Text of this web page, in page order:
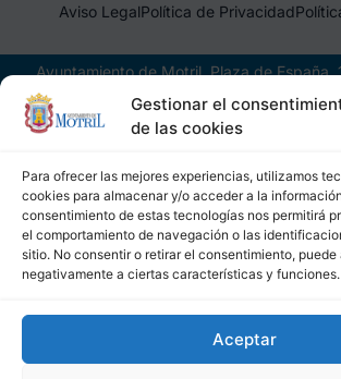
Gestionar el
de las cookies
Para ofrecer las mejores experiencias, utilizamos
cookies para almacenar y/o acceder a la
consentimiento de estas tecnologías nos permitirá
el comportamiento de navegación o las
sitio. No consentir o retirar el consentimiento,
negativamente a ciertas características y funciones.
Aceptar
Aviso LegalPolítica de Privacidad
Ayuntamiento de Motril, Plaza de España,
(Granada), CIF: P1814200J, DIR3: